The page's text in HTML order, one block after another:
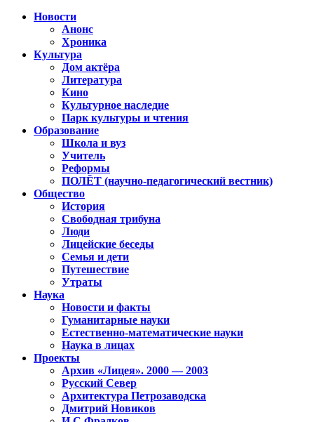
Новости
Анонс
Хроника
Культура
Дом актёра
Литература
Кино
Культурное наследие
Парк культуры и чтения
Образование
Школа и вуз
Учитель
Реформы
ПОЛЁТ (научно-педагогический вестник)
Общество
История
Свободная трибуна
Люди
Лицейские беседы
Семья и дети
Путешествие
Утраты
Наука
Новости и факты
Гуманитарные науки
Естественно-математические науки
Наука в лицах
Проекты
Архив «Лицея». 2000 — 2003
Русский Север
Архитектура Петрозаводска
Дмитрий Новиков